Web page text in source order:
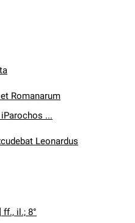
Romanarum
...
Leonardus
ff., il.; 8°